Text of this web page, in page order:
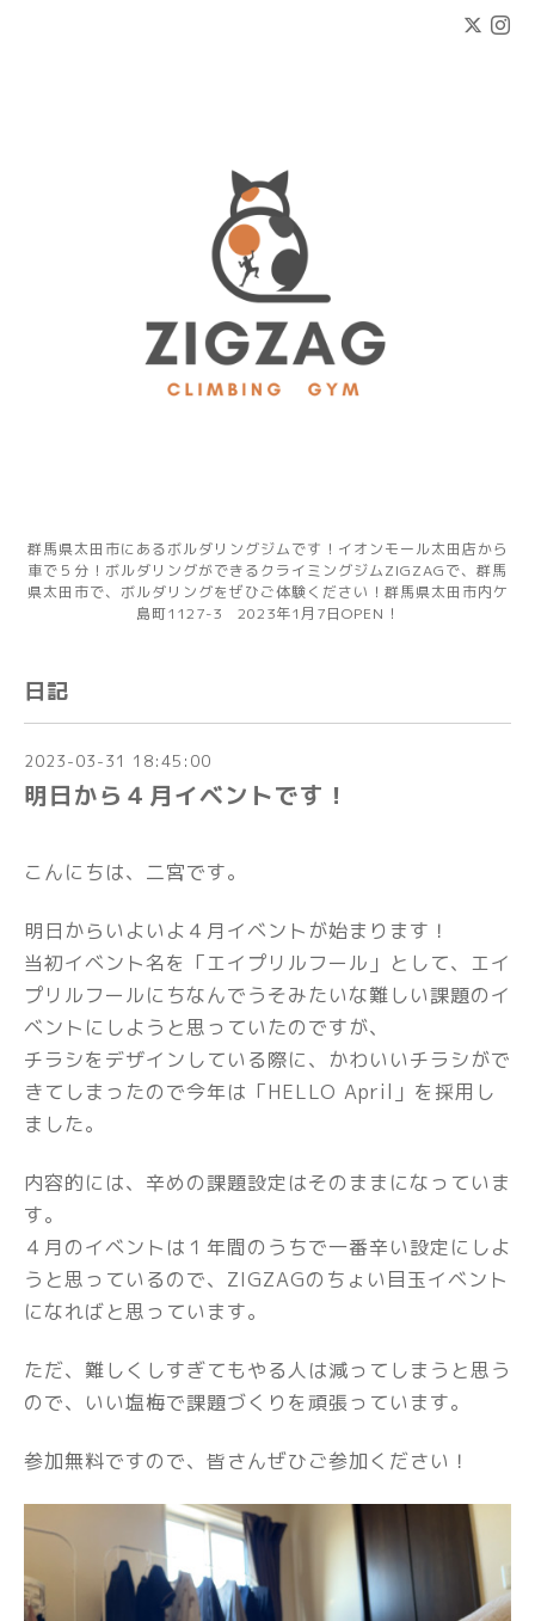
群馬県太田市にあるボルダリングジムです！イオンモール太田店から
車で５分！ボルダリングができるクライミングジムZIGZAGで、群馬
県太田市で、ボルダリングをぜひご体験ください！群馬県太田市内ケ
島町1127-3 2023年1月7日OPEN！
日記
2023-03-31 18:45:00
明日から４月イベントです！
こんにちは、二宮です。
明日からいよいよ４月イベントが始まります！
当初イベント名を「エイプリルフール」として、エイ
プリルフールにちなんでうそみたいな難しい課題のイ
ベントにしようと思っていたのですが、
チラシをデザインしている際に、かわいいチラシがで
きてしまったので今年は「HELLO April」を採用し
ました。
内容的には、辛めの課題設定はそのままになっていま
す。
４月のイベントは１年間のうちで一番辛い設定にしよ
うと思っているので、ZIGZAGのちょい目玉イベント
になればと思っています。
ただ、難しくしすぎてもやる人は減ってしまうと思う
ので、いい塩梅で課題づくりを頑張っています。
参加無料ですので、皆さんぜひご参加ください！